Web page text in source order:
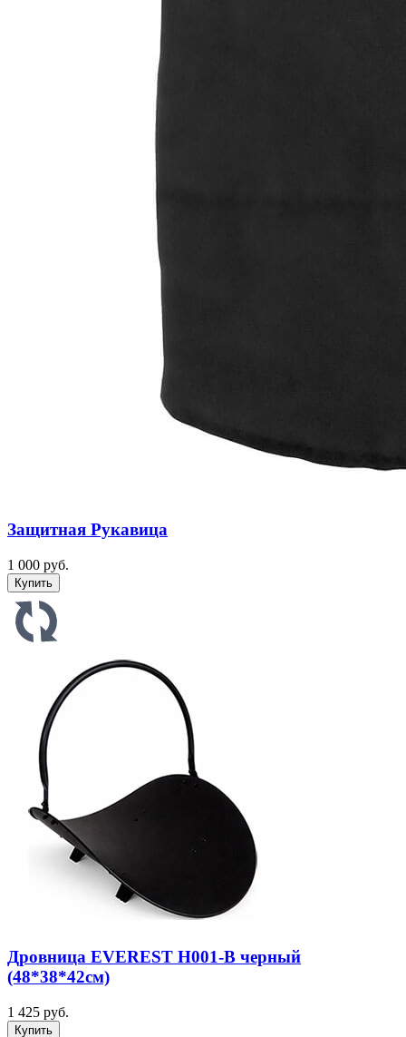
Защитная Рукавица
1 000 руб.
Дровница EVEREST Н001-В черный
(48*38*42см)
1 425 руб.